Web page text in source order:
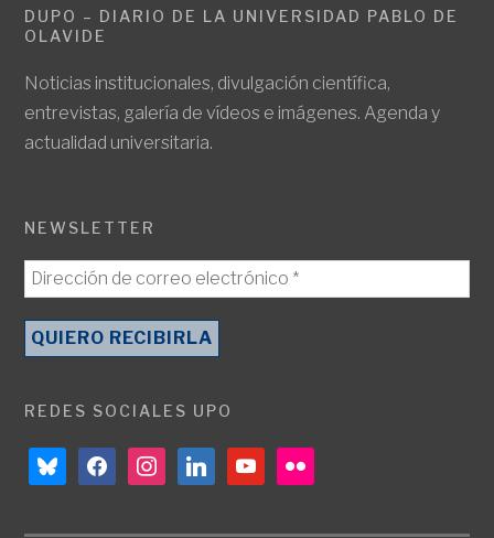
DUPO – DIARIO DE LA UNIVERSIDAD PABLO DE
OLAVIDE
Noticias institucionales, divulgación científica,
entrevistas, galería de vídeos e imágenes. Agenda y
actualidad universitaria.
NEWSLETTER
REDES SOCIALES UPO
blueskyfacebookinstagramlinkedinyoutubeflickr